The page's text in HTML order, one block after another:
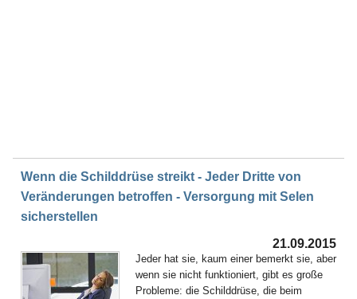
Wenn die Schilddrüse streikt - Jeder Dritte von
Veränderungen betroffen - Versorgung mit Selen
sicherstellen
21.09.2015
Jeder hat sie, kaum einer bemerkt sie, aber
wenn sie nicht funktioniert, gibt es große
Probleme: die Schilddrüse, die beim